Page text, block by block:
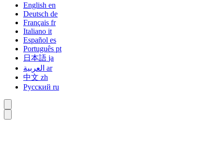
English en
Deutsch de
Français fr
Italiano it
Español es
Português pt
日本語 ja
ar
中文 zh
Русский ru